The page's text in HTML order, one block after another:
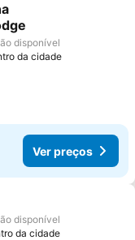
aos favoritos
disponível
da cidade
Ver preços
aos favoritos
disponível
da cidade